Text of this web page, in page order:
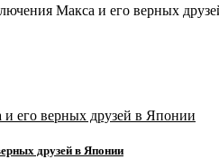
Макса и его верных
друзей в Японии